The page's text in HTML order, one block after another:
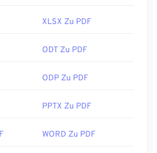
XLSX Zu PDF
ODT Zu PDF
ODP Zu PDF
PPTX Zu PDF
WORD Zu PDF